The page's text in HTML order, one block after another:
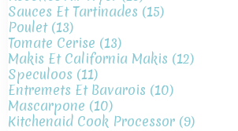
Sauces Et Tartinades (15)
Poulet(13)
Tomate Cerise (13)
Makis Et California Makis (12)
Speculoos (11)
Entremets Et Bavarois (10)
Mascarpone (10)
Kitchenaid Cook Processor (9)